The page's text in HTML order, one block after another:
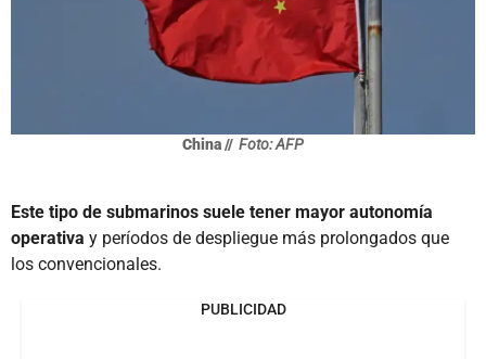
China // Foto: AFP
Este tipo de submarinos suele tener mayor autonomía
operativa y períodos de despliegue más prolongados que
los convencionales.
PUBLICIDAD